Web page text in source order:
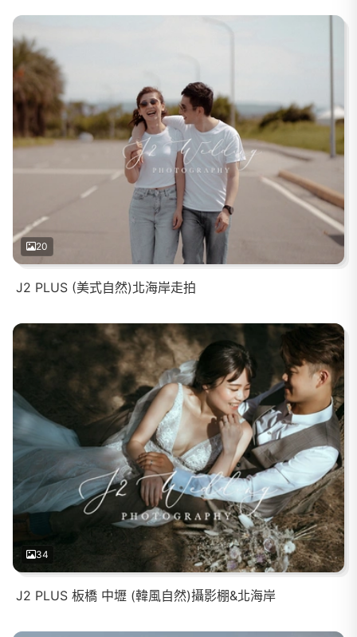
20
J2 PLUS (美式自然)北海岸走拍
34
J2 PLUS 板橋 中壢 (韓風自然)攝影棚&北海岸